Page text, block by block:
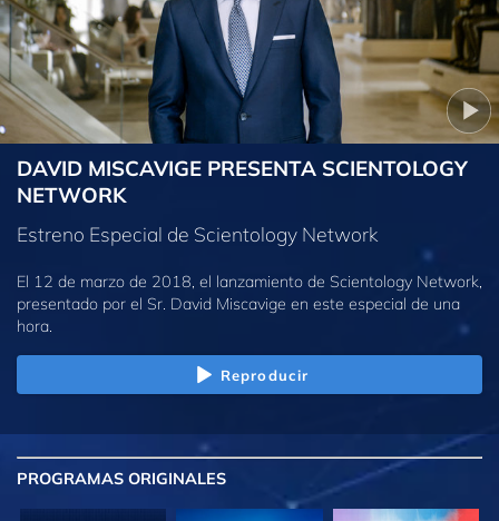
DAVID MISCAVIGE PRESENTA SCIENTOLOGY
NETWORK
Estreno Especial de Scientology Network
El 12 de marzo de 2018, el lanzamiento de Scientology Network,
presentado por el Sr. David Miscavige en este especial de una
hora.
Reproducir
PROGRAMAS ORIGINALES